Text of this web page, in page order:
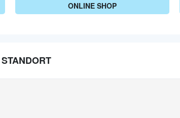
ONLINE SHOP
STANDORT